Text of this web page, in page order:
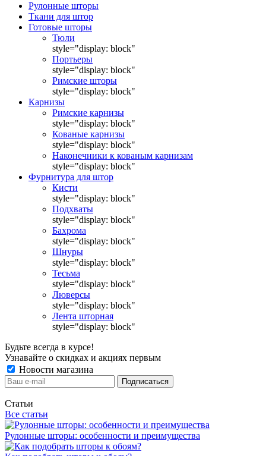
Рулонные шторы
Ткани для штор
Готовые шторы
Тюли
style="display: block"
Портьеры
style="display: block"
Римские шторы
style="display: block"
Карнизы
Римские карнизы
style="display: block"
Кованые карнизы
style="display: block"
Наконечники к кованым карнизам
style="display: block"
Фурнитура для штор
Кисти
style="display: block"
Подхваты
style="display: block"
Бахрома
style="display: block"
Шнуры
style="display: block"
Тесьма
style="display: block"
Люверсы
style="display: block"
Лента шторная
style="display: block"
Будьте всегда в курсе!
Узнавайте о скидках и акциях первым
Новости магазина
Статьи
Все статьи
Рулонные шторы: особенности и преимущества